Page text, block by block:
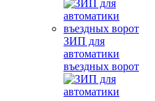
ЗИП для
автоматики
въездных ворот